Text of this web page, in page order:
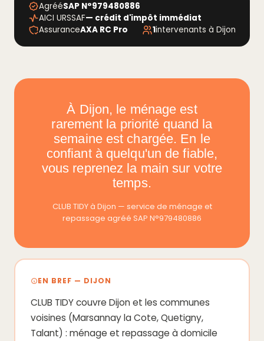
AgrééSAP N°979480886
AICI URSSAF— crédit d'impôt immédiat
AssuranceAXA RC Pro 1intervenants à Dijon
À Dijon, le ménage est
rarement la priorité quand la
semaine est chargée. En le
confiant à quelqu'un de fiable,
vous reprenez la main sur votre
temps.
CLUB TIDY à Dijon — service de ménage et
repassage agréé SAP N°979480886
EN BREF — DIJON
CLUB TIDY couvre Dijon et les communes
voisines (Marsannay la Cote, Quetigny,
Talant) : ménage et repassage à domicile